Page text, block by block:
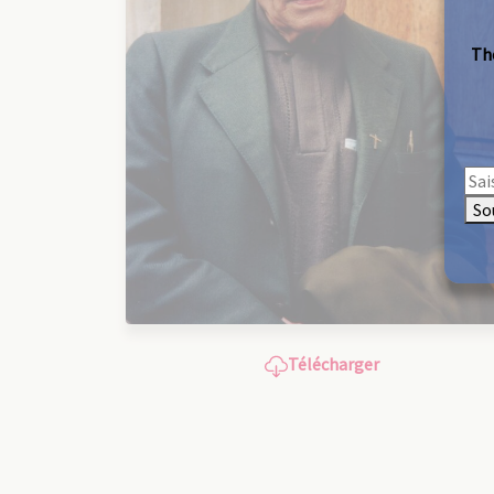
Télécharger